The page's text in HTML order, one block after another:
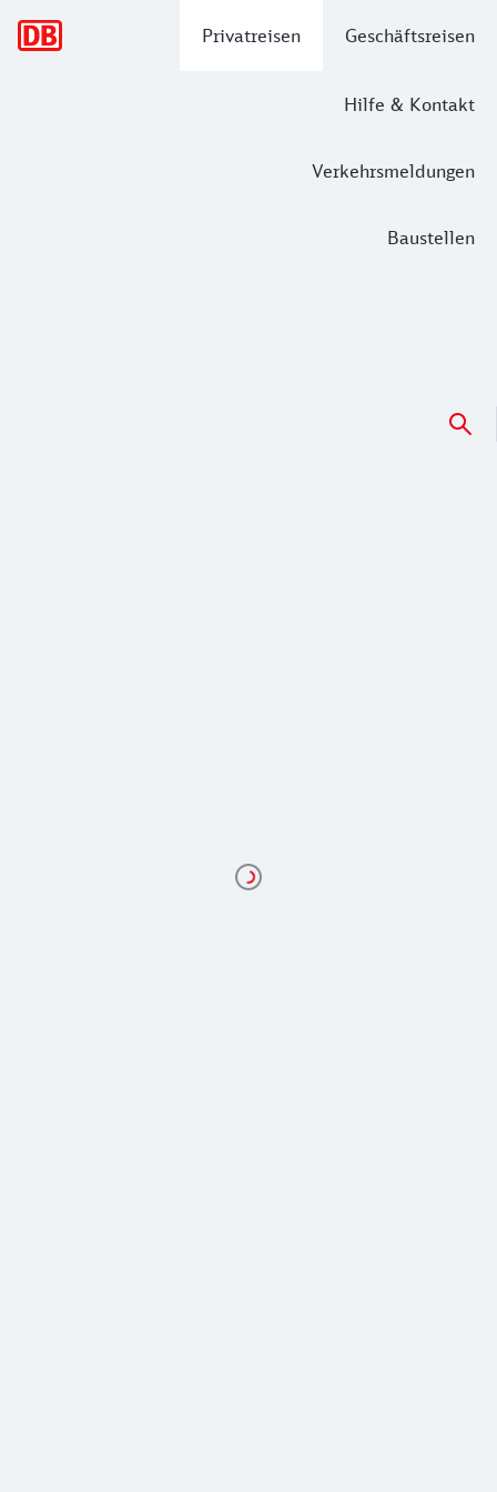
Privatreisen Geschäftsreisen
Hilfe & Kontakt
Verkehrsmeldungen
Baustellen